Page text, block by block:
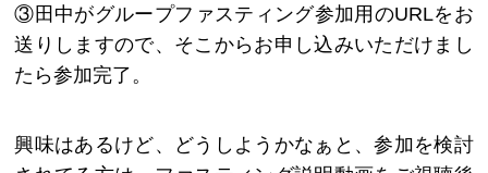
③田中がグループファスティング参加用のURLをお
送りしますので、そこからお申し込みいただけまし
たら参加完了。
興味はあるけど、どうしようかなぁと、参加を検討